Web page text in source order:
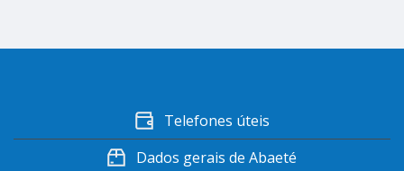
Telefones úteis
Dados gerais de Abaeté